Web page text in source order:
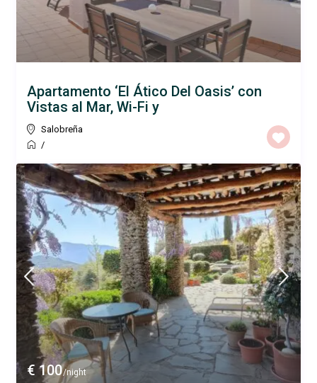
Apartamento ‘El Ático Del Oasis’ con
Vistas al Mar, Wi-Fi y
Salobreña
/
€ 100/night